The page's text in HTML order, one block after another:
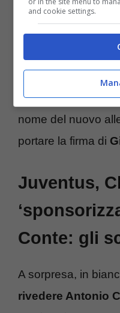
dal giornalista
Thiago Mottanon
obiettivi e
Juventus del
approdo allo
nome del nuovo
portare la firma di
Juventus,
Conte: gli
A sorpresa, in
rivedere Antonio
and cookie settings.